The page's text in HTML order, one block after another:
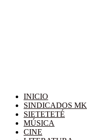
INICIO
SINDICADOS MK
SIETETETÉ
MÚSICA
CINE